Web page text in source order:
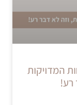
המדויקות
רע!